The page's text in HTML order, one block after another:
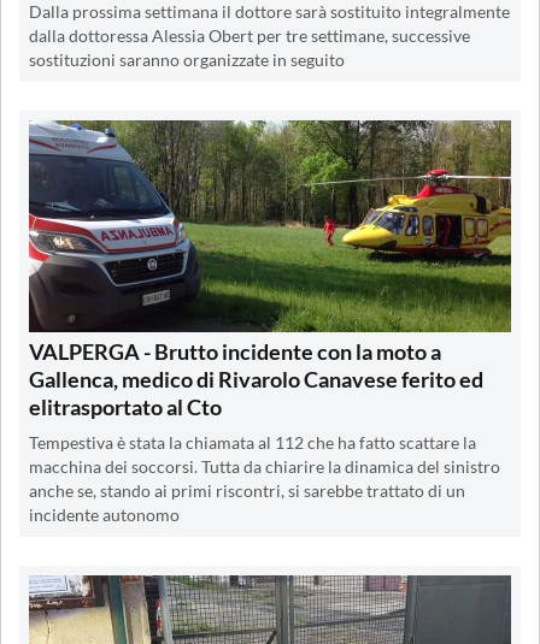
Dalla prossima settimana il dottore sarà sostituito integralmente
dalla dottoressa Alessia Obert per tre settimane, successive
sostituzioni saranno organizzate in seguito
VALPERGA - Brutto incidente con la moto a
Gallenca, medico di Rivarolo Canavese ferito ed
elitrasportato al Cto
Tempestiva è stata la chiamata al 112 che ha fatto scattare la
macchina dei soccorsi. Tutta da chiarire la dinamica del sinistro
anche se, stando ai primi riscontri, si sarebbe trattato di un
incidente autonomo